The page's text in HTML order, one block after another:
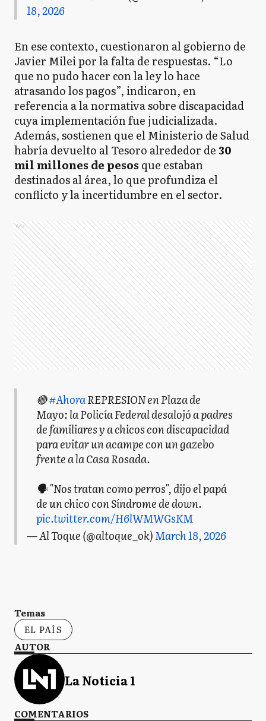
18, 2026
En ese contexto, cuestionaron al gobierno de
Javier Milei por la falta de respuestas. “Lo
que no pudo hacer con la ley lo hace
atrasando los pagos”, indicaron, en
referencia a la normativa sobre discapacidad
cuya implementación fue judicializada.
Además, sostienen que el Ministerio de Salud
habría devuelto al Tesoro alrededor de30
mil millones de pesos que estaban
destinados al área, lo que profundiza el
conflicto y la incertidumbre en el sector.
Ads
🔴#AhoraREPRESION en Plaza de
Mayo: la Policía Federal desalojó a padres
de familiares y a chicos con discapacidad
para evitar un acampe con un gazebo
frente a la Casa Rosada.
🗣️ "Nos tratan como perros", dijo el papá
de un chico con Síndrome de down.
pic.twitter.com/H6lWMWGsKM
— Al Toque (@altoque_ok)March 18, 2026
Temas
EL PAÍS
AUTOR
La Noticia 1
COMENTARIOS